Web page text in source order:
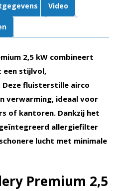
Video
2,5 kW combineert
een stijlvol,
Deze fluisterstille airco
verwarming, ideaal voor
of kantoren. Dankzij het
geïntegreerd allergiefilter
lucht met minimale
Premium 2,5